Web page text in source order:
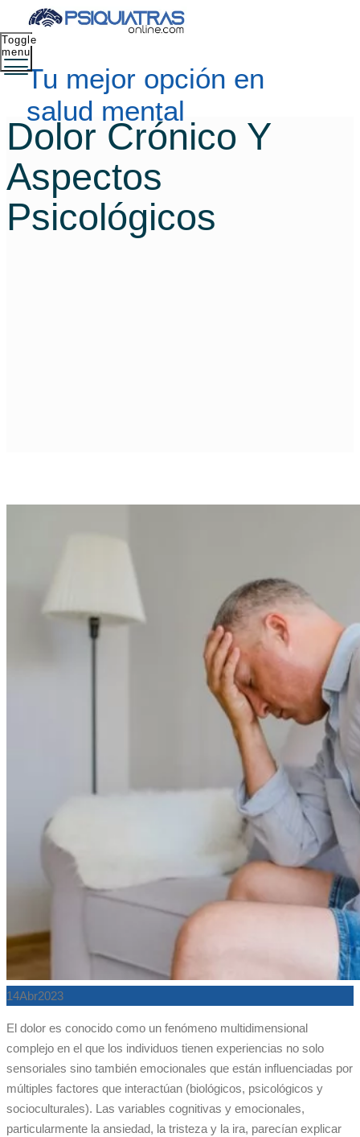
Tu mejor opción en
salud mental
Toggle
menu
Dolor Crónico Y
Aspectos
Psicológicos
14Abr2023
El dolor es conocido como un fenómeno multidimensional
complejo en el que los individuos tienen experiencias no solo
sensoriales sino también emocionales que están influenciadas por
múltiples factores que interactúan (biológicos, psicológicos y
socioculturales). Las variables cognitivas y emocionales,
particularmente la ansiedad, la tristeza y la ira, parecían explicar